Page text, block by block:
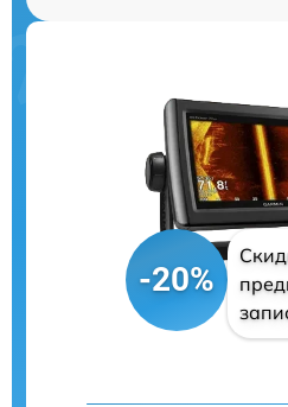
-20%